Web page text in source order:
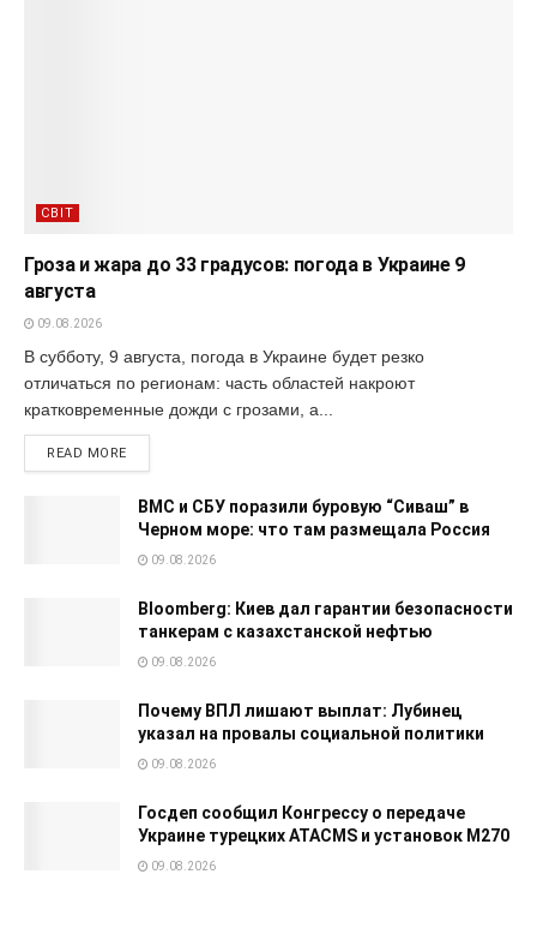
СВІТ
Гроза и жара до 33 градусов: погода в Украине 9
августа
09.08.2026
В субботу, 9 августа, погода в Украине будет резко
отличаться по регионам: часть областей накроют
кратковременные дожди с грозами, а...
READ MORE
ВМС и СБУ поразили буровую “Сиваш” в
Черном море: что там размещала Россия
09.08.2026
Bloomberg: Киев дал гарантии безопасности
танкерам с казахстанской нефтью
09.08.2026
Почему ВПЛ лишают выплат: Лубинец
указал на провалы социальной политики
09.08.2026
Госдеп сообщил Конгрессу о передаче
Украине турецких ATACMS и установок M270
09.08.2026